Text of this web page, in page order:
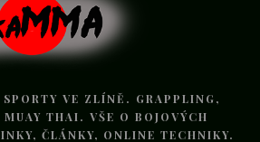
VE ZLÍNĚ. GRAPPLING,
THAI. VŠE O BOJOVÝCH
ČLÁNKY, ONLINE TECHNIKY.